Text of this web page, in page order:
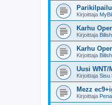
Parikilpailu
Kirjoittaja
Karhu
Kirjoittaja
Karhu
Kirjoittaja
Uusi WNT/
Kirjoittaja Sisu
Mezz
Kirjoittaja